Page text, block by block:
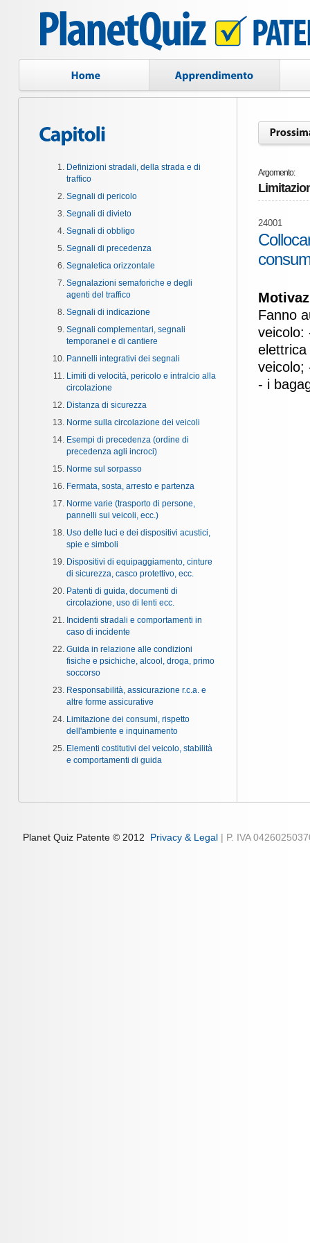
Definizioni stradali, della strada e di
traffico
Segnali di pericolo
Segnali di divieto
Segnali di obbligo
Segnali di precedenza
Segnaletica orizzontale
Segnalazioni semaforiche e degli
agenti del traffico
Segnali di indicazione
Segnali complementari, segnali
temporanei e di cantiere
Pannelli integrativi dei segnali
Limiti di velocità, pericolo e intralcio alla
circolazione
Distanza di sicurezza
Norme sulla circolazione dei veicoli
Esempi di precedenza (ordine di
precedenza agli incroci)
Norme sul sorpasso
Fermata, sosta, arresto e partenza
Norme varie (trasporto di persone,
pannelli sui veicoli, ecc.)
Uso delle luci e dei dispositivi acustici,
spie e simboli
Dispositivi di equipaggiamento, cinture
di sicurezza, casco protettivo, ecc.
Patenti di guida, documenti di
circolazione, uso di lenti ecc.
Incidenti stradali e comportamenti in
caso di incidente
Guida in relazione alle condizioni
fisiche e psichiche, alcool, droga, primo
soccorso
Responsabilità, assicurazione r.c.a. e
altre forme assicurative
Limitazione dei consumi, rispetto
dell'ambiente e inquinamento
Elementi costitutivi del veicolo, stabilità
e comportamenti di guida
Argomento:
24001
Fanno
veicolo:
veicolo;
- i
Planet Quiz Patente © 2012 Privacy & Legal | P. IVA